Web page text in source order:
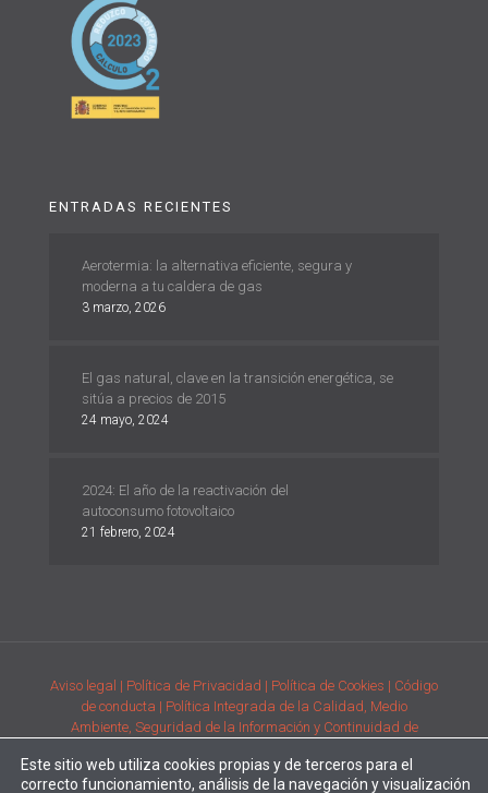
ENTRADAS RECIENTES
Aerotermia: la alternativa eficiente, segura y
moderna a tu caldera de gas
3 marzo, 2026
El gas natural, clave en la transición energética, se
sitúa a precios de 2015
24 mayo, 2024
2024: El año de la reactivación del
autoconsumo fotovoltaico
21 febrero, 2024
Aviso legal | Política de Privacidad | Política de Cookies | Código
de conducta | Política Integrada de la Calidad, Medio
Ambiente, Seguridad de la Información y Continuidad de
de productos| Comunicación de requisitos ambientales y de
prestación del servicio
Este sitio web utiliza cookies propias y de terceros para el
correcto funcionamiento, análisis de la navegación y visualización